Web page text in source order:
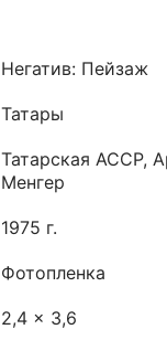
Негатив: Пейзаж
Татары
Татарская ACCP,
Менгер
1975 г.
Фотопленка
2,4 x 3,6